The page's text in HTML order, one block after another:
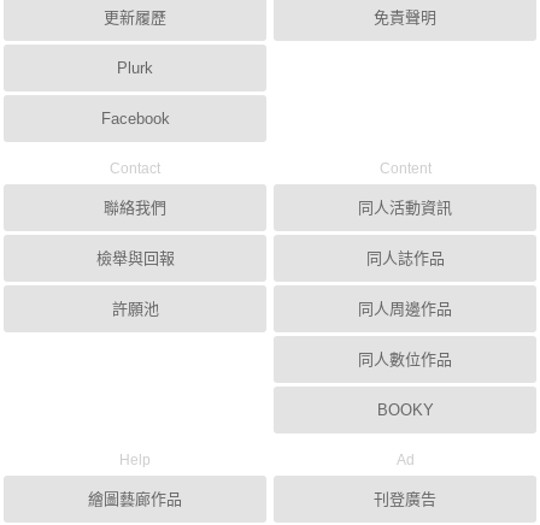
更新履歷
Plurk
Facebook
免責聲明
Contact
聯絡我們
檢舉與回報
許願池
Content
同人活動資訊
同人誌作品
同人周邊作品
同人數位作品
BOOKY
Help
繪圖藝廊作品
Ad
刊登廣告